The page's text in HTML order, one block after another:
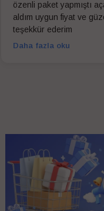
özenli paket yapmıştı
aldım uygun fiyat ve
teşekkür ederim
Daha fazla oku